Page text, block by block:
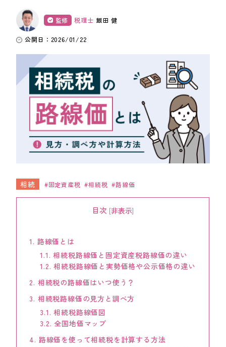
クラウド会計導入サポート
経理代行
ワンストップ士業サポート
建設業者様向け
ADMINISTRATIVE SCRIVENER CORPORATION
キークレア行政書士法人
建設業関連サポート
建設業者様向け
SOCIAL AND LABOR CORPORATION
キークレア不動産株式会社
KEYCREA KHM TAX & ACCOUNTING CO.,LTD.
Keycrea KHM Tax & Accounting Co.,Ltd.
提案事例
監修 税理士 飯田 健
公開日：2026/01/22
相続 固定資産税 相続税 路線価
目次 [非表示]
1. 路線価とは
1.1. 相続税路線価と固定資産税路線価の違い
1.2. 相続税路線価と実勢価格や公示価格の違い
2. 相続税の路線価はいつ使う？
3. 相続税路線価の見方と調べ方
3.1. 相続税路線価図
3.2. 全国地価マップ
4. 路線価を使って相続税を計算する方法